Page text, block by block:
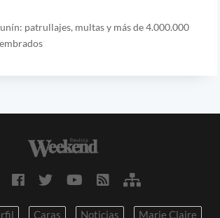
patrullajes, multas y más de 4.000.000
Caras Noticias
Marie Claire